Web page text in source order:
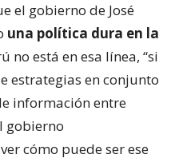
el gobierno de José
una política dura en la
no está en esa línea, “si
estrategias en conjunto
información entre
gobierno
cómo puede ser ese